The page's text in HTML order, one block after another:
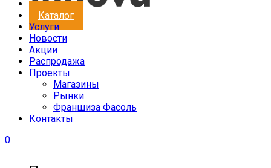
Каталог
Услуги
Новости
Акции
Распродажа
Проекты
Магазины
Рынки
Франшиза Фасоль
Контакты
0